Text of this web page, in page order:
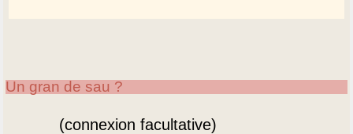
Un gran de sau ?
(connexion facultative)